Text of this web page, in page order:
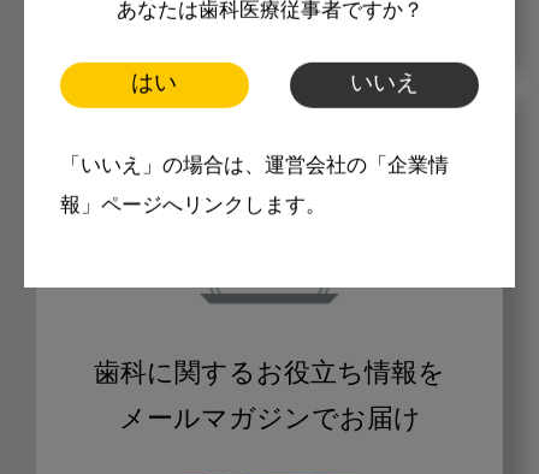
あなたは歯科医療従事者ですか？
はい いいえ
「いいえ」の場合は、運営会社の「企業情
報」ページへリンクします。
メリット
歯科に関するお役立ち情報を
メールマガジンでお届け